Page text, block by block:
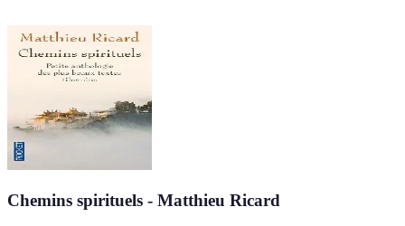
Chemins spirituels - Matthieu Ricard